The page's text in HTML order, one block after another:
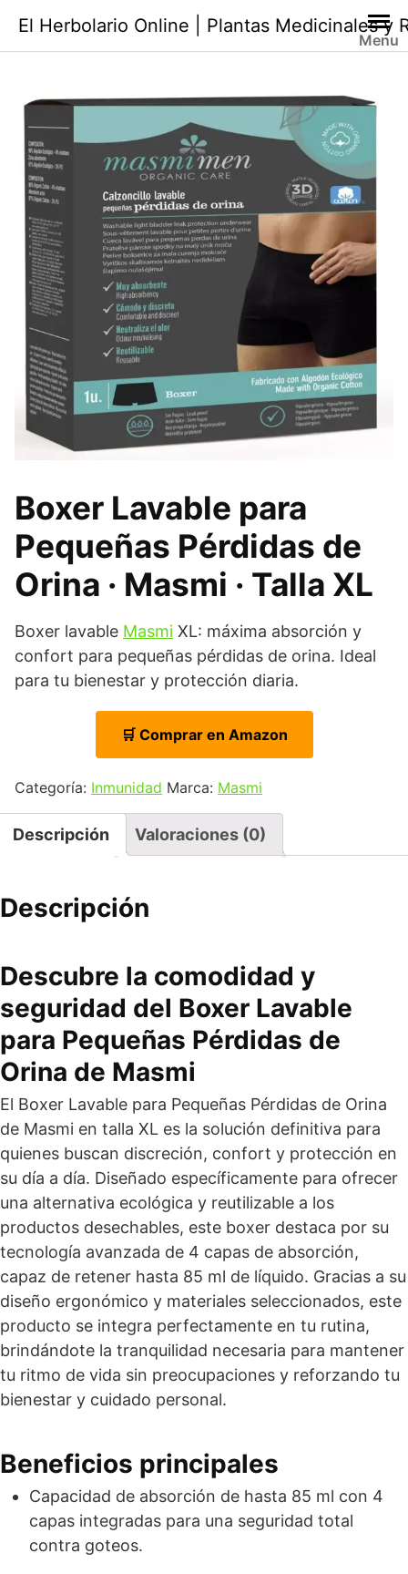
contenido
El Herbolario Online | Plantas Medicinales y
Menu
Boxer Lavable para
Pequeñas Pérdidas de
Orina · Masmi · Talla XL
Boxer lavable Masmi XL: máxima absorción y
confort para pequeñas pérdidas de orina. Ideal
para tu bienestar y protección diaria.
🛒 Comprar en Amazon
Categoría: Inmunidad Marca: Masmi
Descripción Valoraciones (0)
Descripción
Descubre la comodidad y
seguridad del Boxer Lavable
para Pequeñas Pérdidas de
Orina de Masmi
El Boxer Lavable para Pequeñas Pérdidas de Orina
de Masmi en talla XL es la solución definitiva para
quienes buscan discreción, confort y protección en
su día a día. Diseñado específicamente para ofrecer
una alternativa ecológica y reutilizable a los
productos desechables, este boxer destaca por su
tecnología avanzada de 4 capas de absorción,
capaz de retener hasta 85 ml de líquido. Gracias a su
diseño ergonómico y materiales seleccionados, este
producto se integra perfectamente en tu rutina,
brindándote la tranquilidad necesaria para mantener
tu ritmo de vida sin preocupaciones y reforzando tu
bienestar y cuidado personal.
Beneficios principales
Capacidad de absorción de hasta 85 ml con 4
capas integradas para una seguridad total
contra goteos.